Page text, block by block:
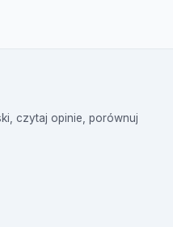
czytaj opinie, porównuj